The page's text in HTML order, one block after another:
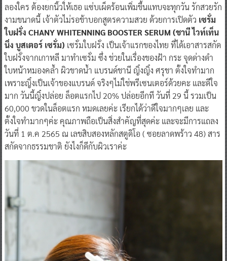
ลองใคร ต้องยกนิ้วให้เธอ แซ่บเผ็ดร้อนเพิ่มขึ้นแทบจะทุกวัน รักสวยรัก
งามขนาดนี้ เจ้าตัวไม่รอช้าบอกสูตรความสวย ด้วยการเปิดตัว เซรั่ม
ใบฝรั่ง CHANY WHITENNING BOOSTER SERUM (ชานี ไวท์เท็น
นิ่ง บูสเตอร์ เซรั่ม) เซรั่มใบฝรั่ง เป็นเจ้าแรกของไทย ที่ได้เอาสารสกัด
ใบฝรั่งจากเกาหลี มาทำเซรั่ม ซึ่ง ช่วยในเรื่องของฝ้า กระ จุดด่างดำ
ใบหน้าหมองคล้ำ ผิวขาดน้ำ แบรนด์ชานี ญิ๋งญิ๋ง ศรุชา ตั้งใจทำมาก
เพราะญิ๋งเป็นเจ้าของแบรนด์ จริงๆไม่ใช่พรีเซนเตอร์ด้วยคะ และดีใจ
มาก วันนี้ญิ๋งปล่อย ล็อตแรกไป 20% ปล่อยอีกที วันที่ 29 นี้ รวมเป็น
60,000 ขวดในล็อตแรก หมดเลยค่ะ เรียกได้ว่าดีใจมากๆเลย และ
ตั้งใจทำมากๆค่ะ คุณภาพถือเป็นสิ่งสำคัญที่สุดค่ะ และจะมีการแถลง
วันที่ 1 ต.ค 2565 ณ เลขสิบสองหลักสตูดิโอ ( ซอยลาดพร้าว 48) สาร
สกัดจากธรรมชาติ ยังไงก็ดีกับผิวเราค่ะ